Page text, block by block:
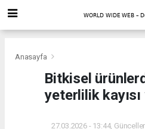
Anasayfa
Bitkisel
yeterlilik
27.03.2026 - 13:44,